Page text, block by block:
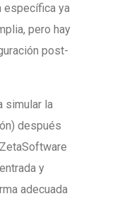
específica ya
pero hay
post-
simular la
después
y
adecuada